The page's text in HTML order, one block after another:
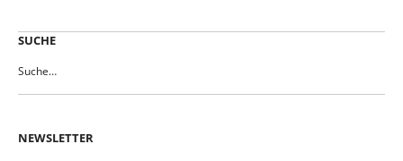
SUCHE
NEWSLETTER